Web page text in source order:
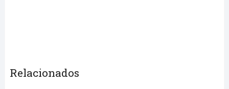
Relacionados